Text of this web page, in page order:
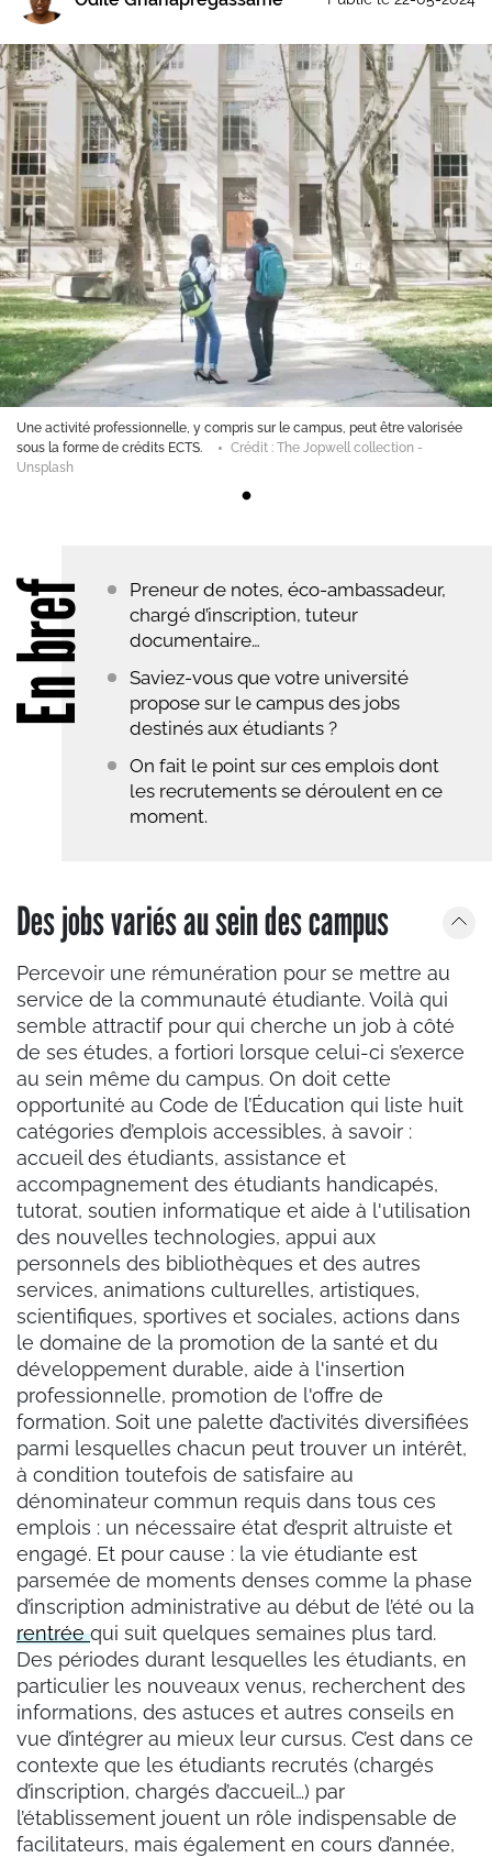
bref
Preneur de notes, éco-ambassadeur,
chargé d’inscription, tuteur
documentaire…
Saviez-vous que votre université
propose sur le campus des jobs
destinés aux étudiants ?
On fait le point sur ces emplois dont
les recrutements se déroulent en ce
moment.
Une activité professionnelle, y compris sur le campus, peut être valorisée
sous la forme de crédits ECTS.
Crédit : The Jopwell collection -
Unsplash
Des jobs variés au sein des campus
Percevoir une rémunération pour se mettre au
service de la communauté étudiante. Voilà qui
semble attractif pour qui cherche un job à côté
de ses études, a fortiori lorsque celui-ci s’exerce
au sein même du campus. On doit cette
opportunité au Code de l’Éducation qui liste huit
catégories d’emplois accessibles, à savoir :
accueil des étudiants, assistance et
accompagnement des étudiants handicapés,
tutorat, soutien informatique et aide à l'utilisation
des nouvelles technologies, appui aux
personnels des bibliothèques et des autres
services, animations culturelles, artistiques,
scientifiques, sportives et sociales, actions dans
le domaine de la promotion de la santé et du
développement durable, aide à l'insertion
professionnelle, promotion de l'offre de
formation. Soit une palette d’activités diversifiées
parmi lesquelles chacun peut trouver un intérêt,
à condition toutefois de satisfaire au
dénominateur commun requis dans tous ces
emplois : un nécessaire état d’esprit altruiste et
engagé. Et pour cause : la vie étudiante est
parsemée de moments denses comme la phase
d’inscription administrative au début de l’été ou la
rentréequi suit quelques semaines plus tard.
Des périodes durant lesquelles les étudiants, en
particulier les nouveaux venus, recherchent des
informations, des astuces et autres conseils en
vue d’intégrer au mieux leur cursus. C’est dans ce
contexte que les étudiants recrutés (chargés
d’inscription, chargés d’accueil…) par
l’établissement jouent un rôle indispensable de
facilitateurs, mais également en cours d’année,